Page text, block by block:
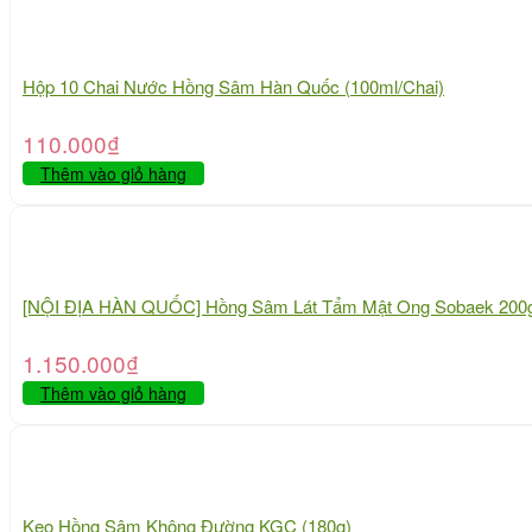
Hộp 10 Chai Nước Hồng Sâm Hàn Quốc (100ml/Chai)
110.000₫
Thêm vào giỏ hàng
[NỘI ĐỊA HÀN QUỐC] Hồng Sâm Lát Tẩm Mật Ong Sobaek
1.150.000₫
Thêm vào giỏ hàng
Kẹo Hồng Sâm Không Đường KGC (180g)